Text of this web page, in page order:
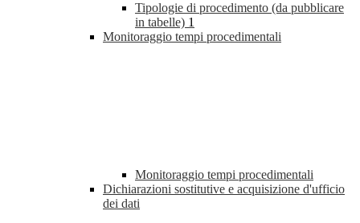
Tipologie di procedimento (da pubblicare
in tabelle) 1
Monitoraggio tempi procedimentali
Monitoraggio tempi procedimentali
Dichiarazioni sostitutive e acquisizione d'ufficio
dei dati